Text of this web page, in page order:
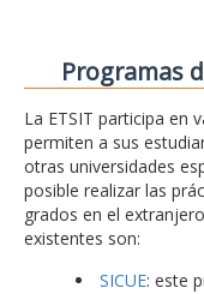
Programas
La ETSIT participa en
permiten a sus
otras universidades
posible realizar las
grados en el
existentes son:
SICUE: este